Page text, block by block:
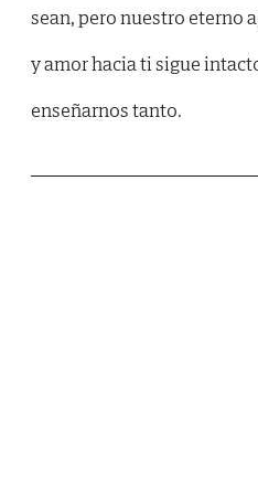
sean, pero nuestro eterno
y amor hacia ti sigue
enseñarnos tanto.